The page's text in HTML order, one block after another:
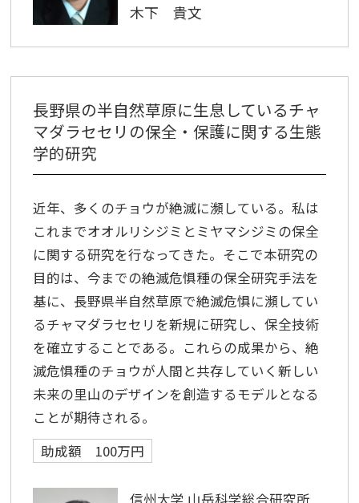
木下 貴文
長野県の半自然草原に生息しているチャ
マダラセセリの保全・保護に関する生態
学的研究
近年、多くのチョウが絶滅に瀕している。私は
これまでオオルリシジミとミヤマシジミの保全
に関する研究を行なってきた。そこで本研究の
目的は、今までの絶滅危惧種の保全研究手法を
基に、長野県半自然草原で絶滅危惧に瀕してい
るチャマダラセセリを新規に研究し、保全技術
を確立することである。これらの成果から、絶
滅危惧種のチョウが人間と共存していく新しい
未来の里山のデザインを創造するモデルとなる
ことが期待される。
助成額 100万円